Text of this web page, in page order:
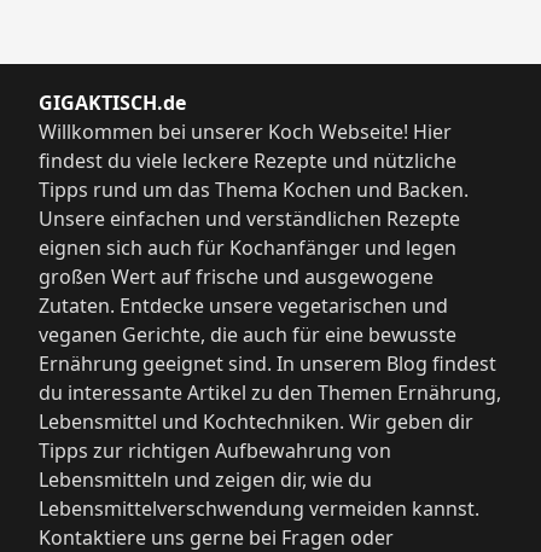
GIGAKTISCH.de
Willkommen bei unserer Koch Webseite! Hier
findest du viele leckere Rezepte und nützliche
Tipps rund um das Thema Kochen und Backen.
Unsere einfachen und verständlichen Rezepte
eignen sich auch für Kochanfänger und legen
großen Wert auf frische und ausgewogene
Zutaten. Entdecke unsere vegetarischen und
veganen Gerichte, die auch für eine bewusste
Ernährung geeignet sind. In unserem Blog findest
du interessante Artikel zu den Themen Ernährung,
Lebensmittel und Kochtechniken. Wir geben dir
Tipps zur richtigen Aufbewahrung von
Lebensmitteln und zeigen dir, wie du
Lebensmittelverschwendung vermeiden kannst.
Kontaktiere uns gerne bei Fragen oder